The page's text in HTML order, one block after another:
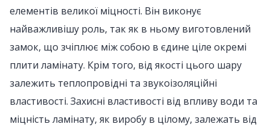
елементів великої міцності. Він виконує
найважливішу роль, так як в ньому виготовлений
замок, що зчіплює між собою в єдине ціле окремі
плити ламінату. Крім того, від якості цього шару
залежить теплопровідні та звукоізоляційні
властивості. Захисні властивості від впливу води та
міцність ламінату, як виробу в цілому, залежать від